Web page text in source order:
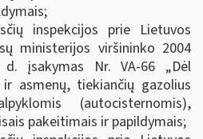
inspekcijos prie Lietuvos
ministerijos viršininko 2004
įsakymas Nr. VA-66 „Dėl
ir asmenų, tiekiančių gazolius
(autocisternomis),
pakeitimais ir papildymais;